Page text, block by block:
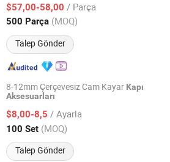
$57,00-58,00 / Parça
500 Parça (MOQ)
Talep Gönder
Fiyat 2015
8-12mm Çerçevesiz Cam Kayar Kapı
Aksesuarları
$8,00-8,5 / Ayarla
100 Set (MOQ)
Talep Gönder
Rongjunda Hardware Factory
Fiyat 2020